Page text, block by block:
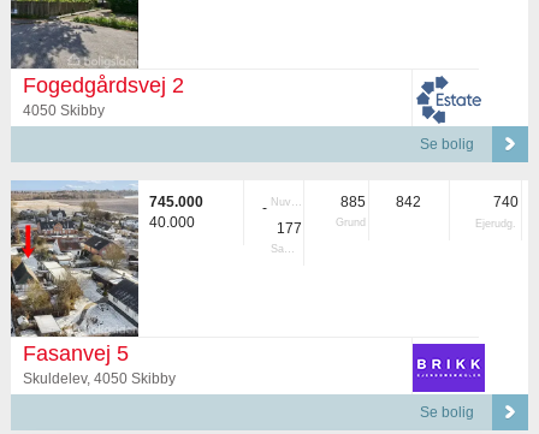
Fogedgårdsvej 2
4050 Skibby
Se bolig
745.000
40.000
- Nuvær.
177
Samlet
885
Grund
842 740
Ejerudg.
Fasanvej 5
Skuldelev, 4050 Skibby
Se bolig